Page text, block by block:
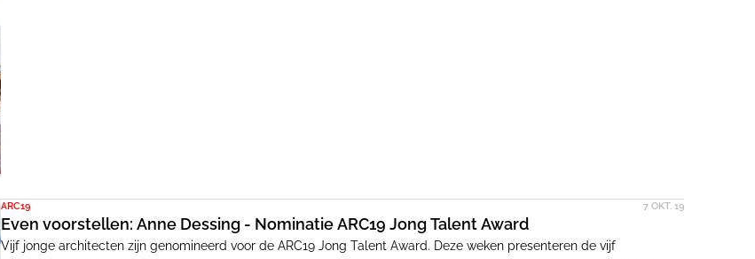
ARC19 7 OKT. 19
Even voorstellen: Anne Dessing - Nominatie ARC19 Jong Talent Award
Vijf jonge architecten zijn genomineerd voor de ARC19 Jong Talent Award. Deze weken presenteren de vijf